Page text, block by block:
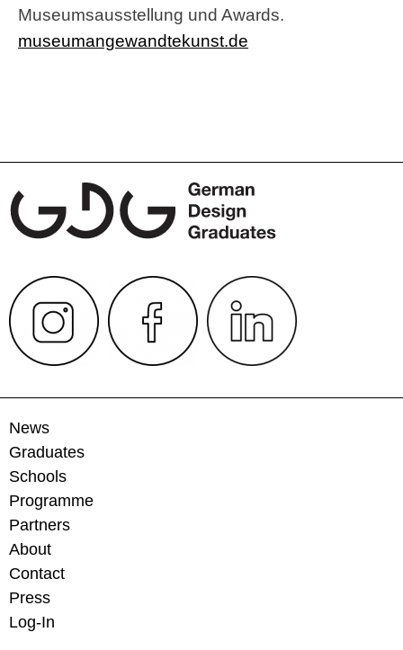
Museumsausstellung und Awards.
museumangewandtekunst.de
News
Graduates
Schools
Programme
Partners
About
Contact
Press
Log-In